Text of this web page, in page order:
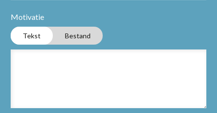
Motivatie
Tekst Bestand